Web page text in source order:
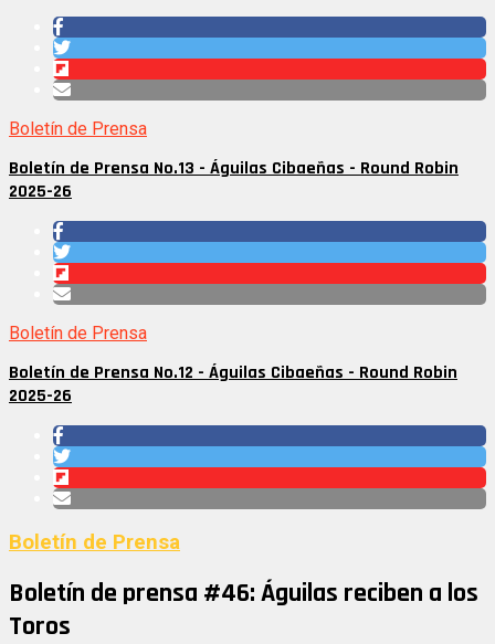
Boletín de Prensa
Boletín de Prensa No.13 - Águilas Cibaeñas - Round Robin
2025-26
Boletín de Prensa
Boletín de Prensa No.12 - Águilas Cibaeñas - Round Robin
2025-26
Boletín de Prensa
Boletín de prensa #46: Águilas reciben a los
Toros